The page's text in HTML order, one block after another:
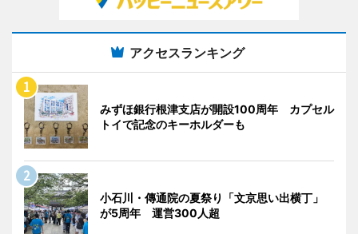
アクセスランキング
みずほ銀行根津支店が開設100周年 カプセル
トイで記念のキーホルダーも
小石川・傳通院の夏祭り「文京思い出横丁」
が5周年 運営300人超